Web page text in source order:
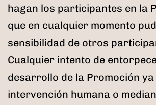
hagan los participantes en la
que en cualquier momento
sensibilidad de otros
Cualquier intento de
desarrollo de la Promoción
intervención humana o